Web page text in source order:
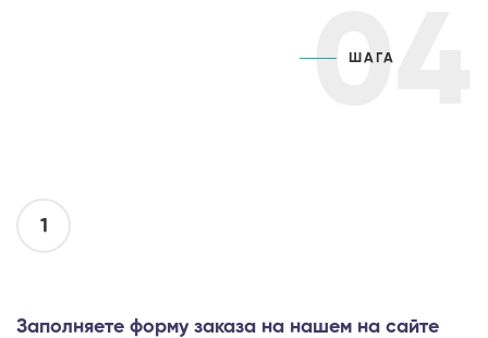
04
ШАГА
1
Заполняете форму заказа на нашем на сайте